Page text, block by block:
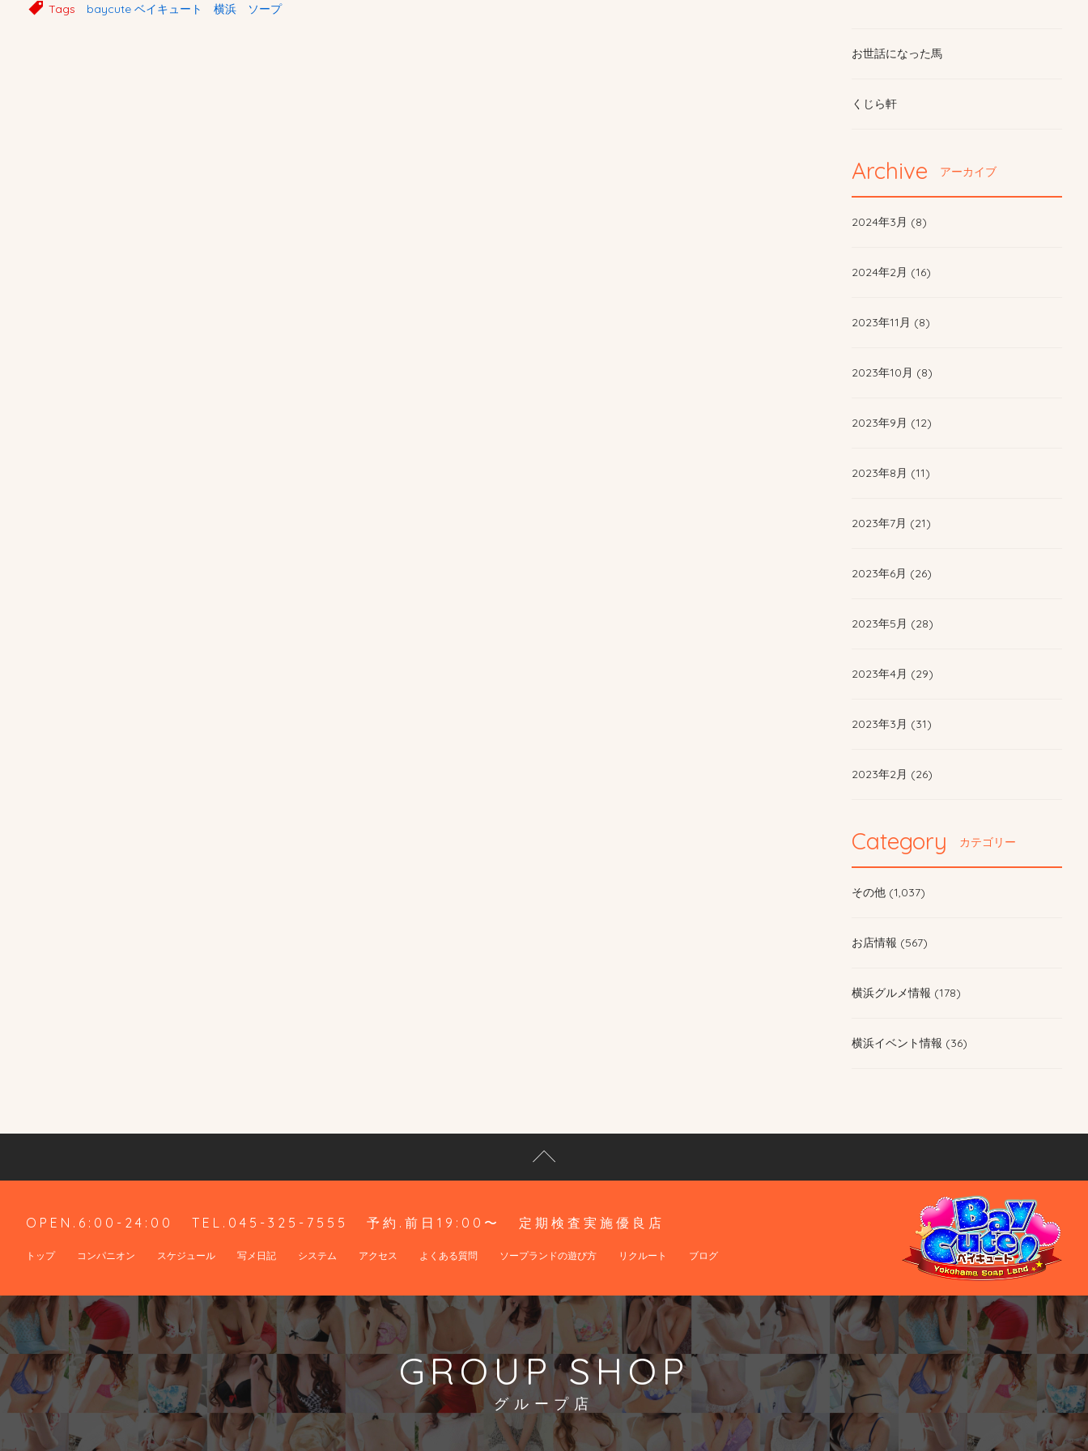
Tags baycute ベイキュート 横浜 ソープ
お世話になった馬
くじら軒
Archive アーカイブ
2024年3月 (8)
2024年2月 (16)
2023年11月 (8)
2023年10月 (8)
2023年9月 (12)
2023年8月 (11)
2023年7月 (21)
2023年6月 (26)
2023年5月 (28)
2023年4月 (29)
2023年3月 (31)
2023年2月 (26)
Category カテゴリー
その他 (1,037)
お店情報 (567)
横浜グルメ情報 (178)
横浜イベント情報 (36)
OPEN.6:00-24:00 TEL.045-325-7555 予約.前日19:00〜 定期検査実施優良店
トップ コンパニオン スケジュール 写メ日記 システム アクセス よくある質問 ソープランドの遊び方 リクルート ブログ
GROUP SHOP
グループ店